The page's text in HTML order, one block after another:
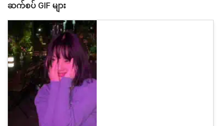
ဆက်စပ် GIF များ